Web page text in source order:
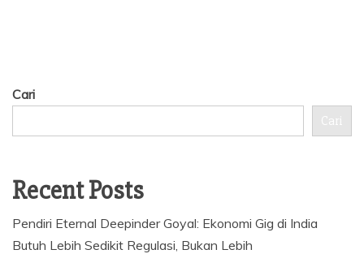
Cari
Cari
Recent Posts
Pendiri Eternal Deepinder Goyal: Ekonomi Gig di India
Butuh Lebih Sedikit Regulasi, Bukan Lebih